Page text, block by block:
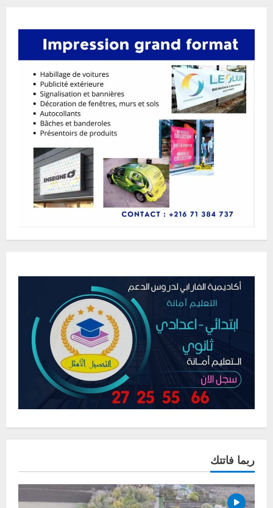
ربما فاتتك